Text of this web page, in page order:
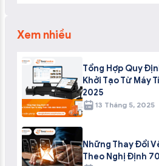
Xem nhiều
Tổng Hợp Quy
Khởi Tạo Từ Máy
2025
13 Tháng 5, 2025
Những Thay Đổi
Theo Nghị Định